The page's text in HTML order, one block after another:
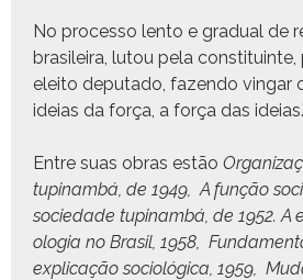
No proces­so lento e grad­ual de
brasileira, lutou pela con­sti­tu­inte,
eleito dep­uta­do, fazen­do vin­gar
ideias da força, a força das
Entre suas obras estão
tupinam­bá, de 1949,A função
sociedade tupinam­bá, de 1952.A
olo­gia no Brasil, 1958,
expli­cação soci­ológ­i­ca, 1959,